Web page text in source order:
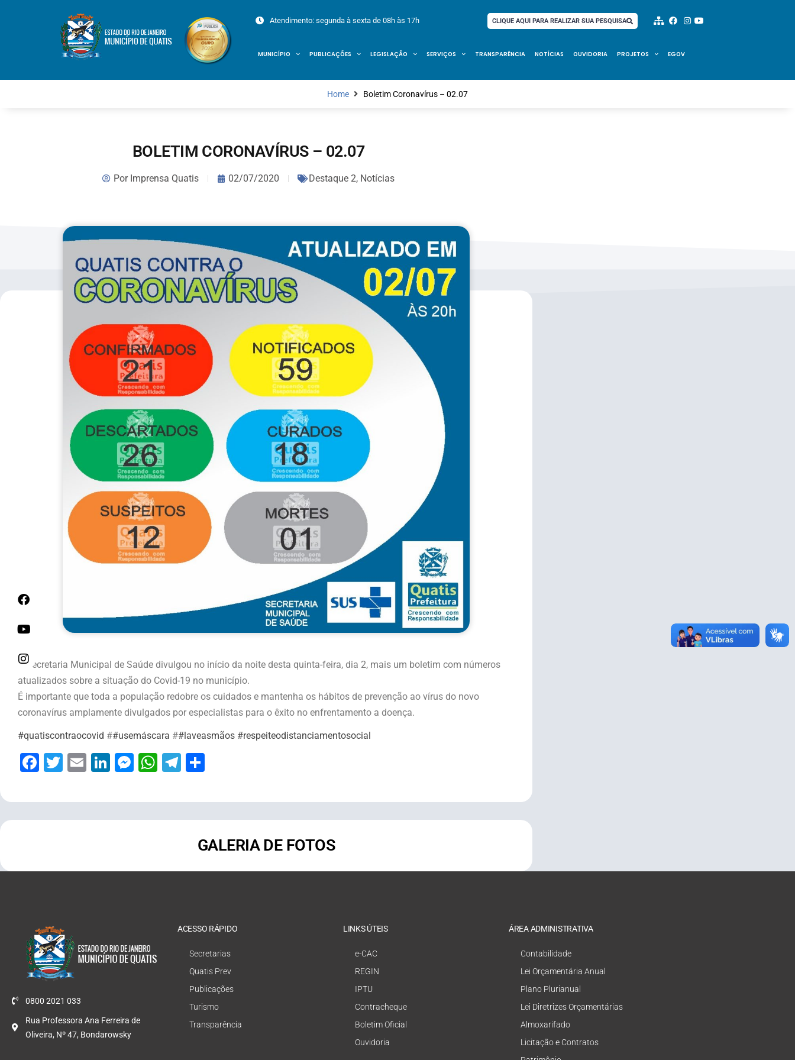
Atendimento: segunda à sexta de 08h às 17h CLIQUE AQUI PARA REALIZAR SUA PESQUISA
MUNICÍPIO PUBLICAÇÕES LEGISLAÇÃO SERVIÇOS TRANSPARÊNCIA NOTÍCIAS OUVIDORIA PROJETOS EGOV
Home Boletim Coronavírus – 02.07
BOLETIM CORONAVÍRUS – 02.07
PorImprensa Quatis 02/07/2020 Destaque 2, Notícias
A Secretaria Municipal de Saúde divulgou no início da noite desta quinta-feira, dia 2, mais um boletim com números
atualizados sobre a situação do Covid-19 no município.
É importante que toda a população redobre os cuidados e mantenha os hábitos de prevenção ao vírus do novo
coronavírus amplamente divulgados por especialistas para o êxito no enfrentamento a doença.
#quatiscontraocovid ##usemáscara ##laveasmãos #respeiteodistanciamentosocial
Facebook
Twitter
EmailLinkedIn
Messenger
WhatsApp
Telegram
GALERIA DE FOTOS
0800 2021 033
Rua Professora Ana Ferreira de
Oliveira, Nº 47, Bondarowsky
ACESSO RÁPIDO
Secretarias
Quatis Prev
Publicações
Turismo
Transparência
LINKS ÚTEIS
e-CAC
REGIN
IPTU
Contracheque
Boletim Oficial
Ouvidoria
ÁREA ADMINISTRATIVA
Contabilidade
Lei Orçamentária Anual
Plano Plurianual
Lei Diretrizes Orçamentárias
Almoxarifado
Licitação e Contratos